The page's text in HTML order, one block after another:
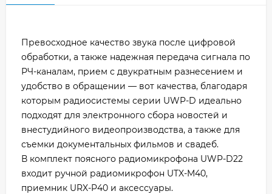
Превосходное качество звука после цифровой
обработки, а также надежная передача сигнала по
РЧ-каналам, прием с двукратным разнесением и
удобство в обращении — вот качества, благодаря
которым радиосистемы серии UWP-D идеально
подходят для электронного сбора новостей и
внестудийного видеопроизводства, а также для
съемки документальных фильмов и свадеб.
В комплект поясного радиомикрофона UWP-D22
входит ручной радиомикрофон UTX-M40,
приемник URX-P40 и аксессуары.